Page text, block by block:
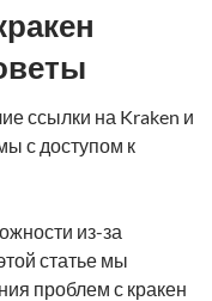
ссылки на Kraken и
с доступом к
из-за
статье мы
проблем с кракен